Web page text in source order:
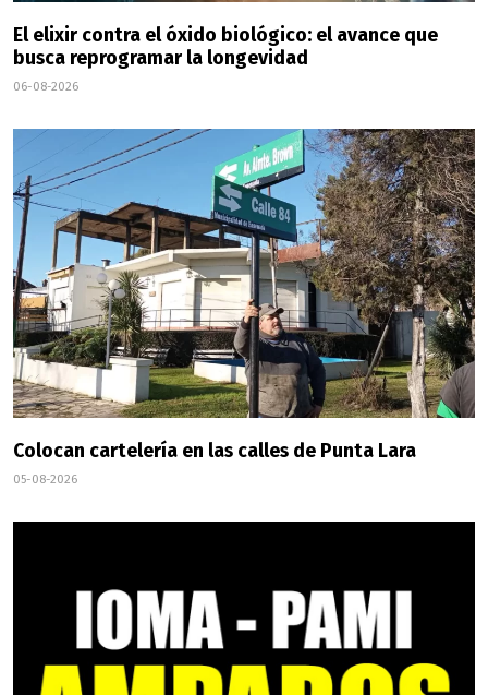
El elixir contra el óxido biológico: el avance que
busca reprogramar la longevidad
06-08-2026
Colocan cartelería en las calles de Punta Lara
05-08-2026